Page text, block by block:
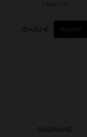
PARFUM
154,50 € Ajouter
RABANNE